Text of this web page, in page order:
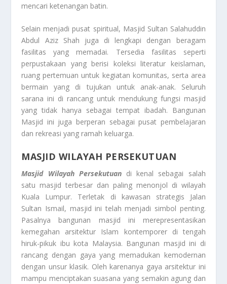
mencari ketenangan batin.
Selain menjadi pusat spiritual, Masjid Sultan Salahuddin
Abdul Aziz Shah juga di lengkapi dengan beragam
fasilitas yang memadai. Tersedia fasilitas seperti
perpustakaan yang berisi koleksi literatur keislaman,
ruang pertemuan untuk kegiatan komunitas, serta area
bermain yang di tujukan untuk anak-anak. Seluruh
sarana ini di rancang untuk mendukung fungsi masjid
yang tidak hanya sebagai tempat ibadah. Bangunan
Masjid ini juga berperan sebagai pusat pembelajaran
dan rekreasi yang ramah keluarga.
MASJID WILAYAH PERSEKUTUAN
Masjid Wilayah Persekutuandi kenal sebagai salah
satu masjid terbesar dan paling menonjol di wilayah
Kuala Lumpur. Terletak di kawasan strategis Jalan
Sultan Ismail, masjid ini telah menjadi simbol penting.
Pasalnya bangunan masjid ini merepresentasikan
kemegahan arsitektur Islam kontemporer di tengah
hiruk-pikuk ibu kota Malaysia. Bangunan masjid ini di
rancang dengan gaya yang memadukan kemodernan
dengan unsur klasik. Oleh karenanya gaya arsitektur ini
mampu menciptakan suasana yang semakin agung dan